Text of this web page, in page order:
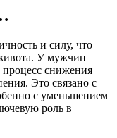
и силу, что
У мужчин
процесс снижения
Это связано с
с уменьшением
роль в